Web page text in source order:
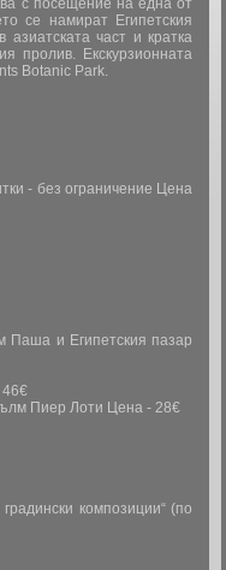
с посещение на една от
се намират Египетския
част и кратка
пролив. Екскурзионната
Botanic Park.
- без ограничение Цена
Паша и Египетския пазар
46€
Пиер Лоти Цена - 28€
композиции“ (по